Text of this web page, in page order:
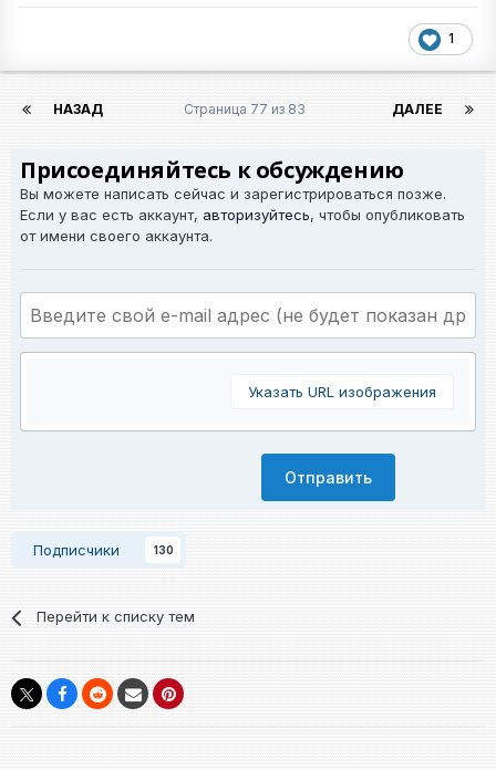
1
НАЗАД ДАЛЕЕ
Страница 77 из 83
Присоединяйтесь к обсуждению
Вы можете написать сейчас и зарегистрироваться позже.
Если у вас есть аккаунт, авторизуйтесь, чтобы опубликовать
от имени своего аккаунта.
Указать URL изображения
Отправить
Подписчики 130
Перейти к списку тем